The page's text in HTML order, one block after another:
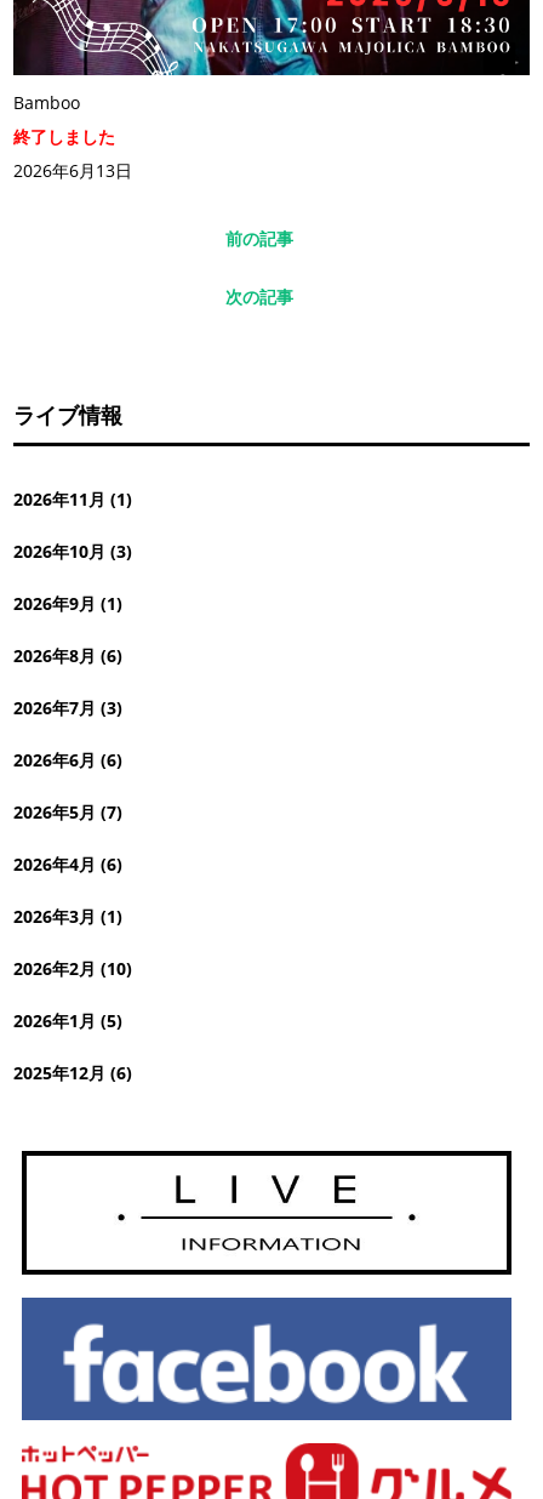
Bamboo
終了しました
2026年6月13日
前の記事
次の記事
ライブ情報
2026年11月 (1)
2026年10月 (3)
2026年9月 (1)
2026年8月 (6)
2026年7月 (3)
2026年6月 (6)
2026年5月 (7)
2026年4月 (6)
2026年3月 (1)
2026年2月 (10)
2026年1月 (5)
2025年12月 (6)